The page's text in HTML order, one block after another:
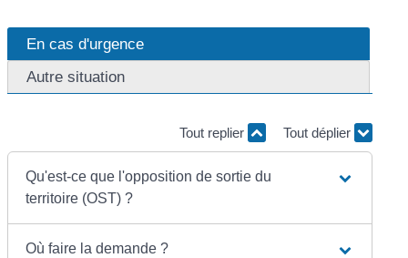
En cas d'urgence
Autre situation
Tout replier Tout déplier
Qu'est-ce que l'opposition de sortie du
territoire (OST) ?
Où faire la demande ?